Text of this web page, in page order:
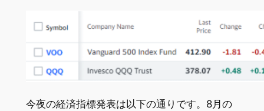
今夜の経済指標発表は以下の通りです。8月の